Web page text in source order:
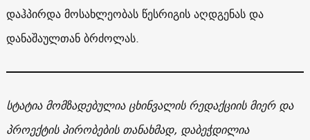
დაჰპირდა მოსახლეობას წესრიგის აღდგენას და
დანაშაულთან ბრძოლას.
სტატია მომზადებულია ცხინვალის რედაქციის მიერ და
პროექტის პირობების თანახმად, დაბეჭდილია